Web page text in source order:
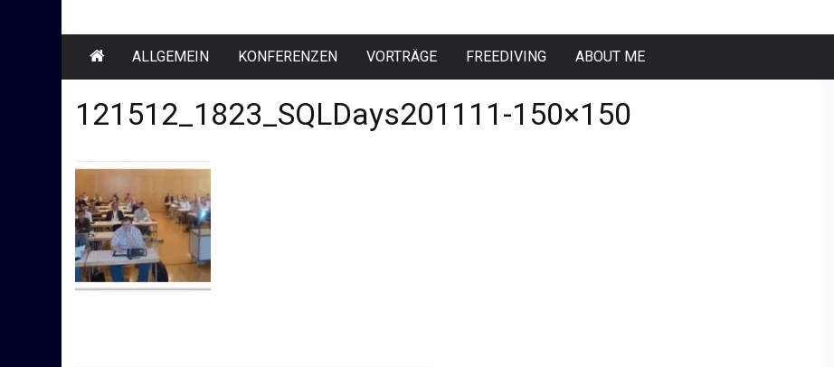
ALLGEMEIN KONFERENZEN VORTRÄGE FREEDIVING ABOUT ME
121512_1823_SQLDays201111-150×150